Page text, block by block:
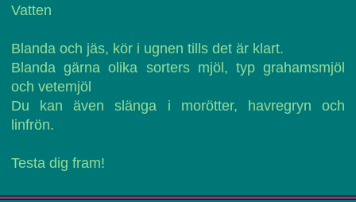
Vatten
Blanda och jäs, kör i ugnen tills det är klart.
Blanda gärna olika sorters mjöl, typ grahamsmjöl
och vetemjöl
Du kan även slänga i morötter, havregryn och
linfrön.
Testa dig fram!